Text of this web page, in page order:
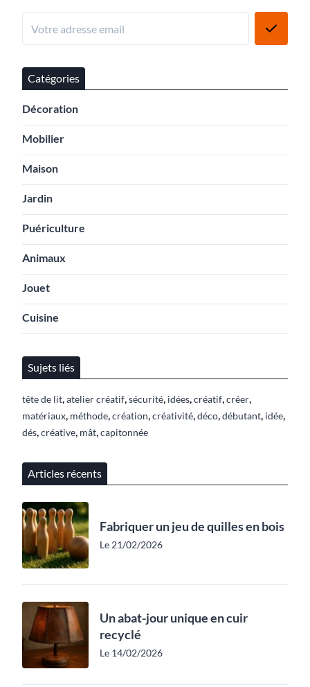
Catégories
Décoration
Mobilier
Maison
Jardin
Puériculture
Animaux
Jouet
Cuisine
Sujets liés
tête de lit,atelier créatif,sécurité, idées,créatif,créer,
matériaux, méthode,création,créativité,déco,débutant, idée,
dés,créative, mât,capitonnée
Articles récents
Fabriquer un jeu de quilles en bois
Le 21/02/2026
Un abat-jour unique en cuir
recyclé
Le 14/02/2026